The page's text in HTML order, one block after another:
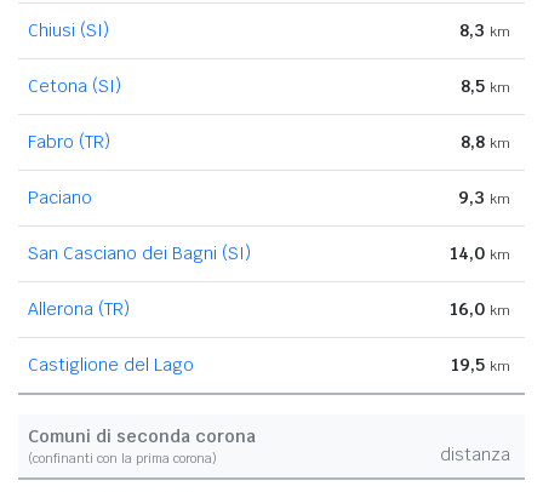
Chiusi (SI) 8,3 km
Cetona (SI) 8,5 km
Fabro (TR) 8,8 km
Paciano 9,3 km
San Casciano dei Bagni (SI) 14,0 km
Allerona (TR) 16,0 km
Castiglione del Lago 19,5 km
Comuni di seconda corona
(confinanti con la prima corona) distanza